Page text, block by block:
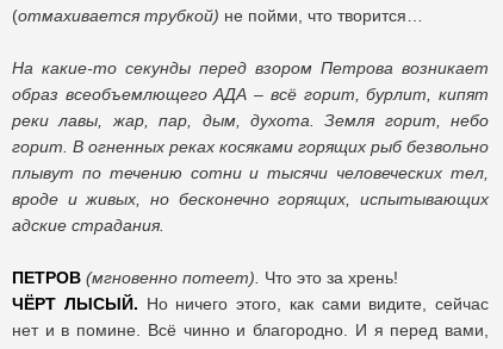
(отмахивается трубкой) не пойми, что творится…
На какие-то секунды перед взором Петрова возникает
образ всеобъемлющего АДА – всё горит, бурлит, кипят
реки лавы, жар, пар, дым, духота. Земля горит, небо
горит. В огненных реках косяками горящих рыб безвольно
плывут по течению сотни и тысячи человеческих тел,
вроде и живых, но бесконечно горящих, испытывающих
адские страдания.
ПЕТРОВ (мгновенно потеет).
Что это за хрень!
ЧЁРТ ЛЫСЫЙ. Но ничего этого, как сами видите, сейчас
нет и в помине. Всё чинно и благородно. И я перед вами,